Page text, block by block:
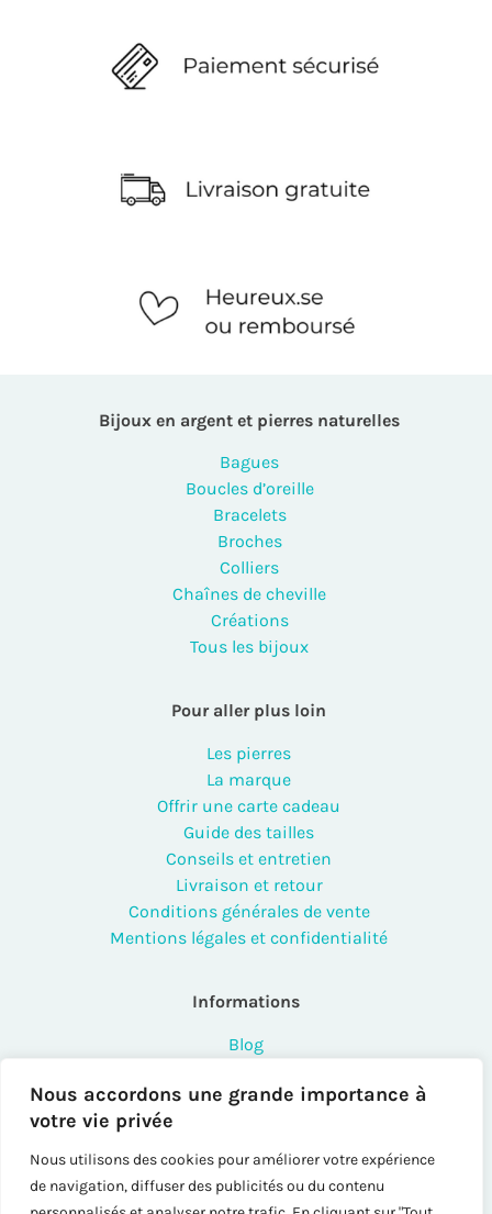
Nous accordons une grande importance à
votre vie privée
Nous utilisons des cookies pour améliorer votre expérience
de navigation, diffuser des publicités ou du contenu
Bijoux en argent et pierres naturelles
Bagues
Boucles d’oreille
Bracelets
Broches
Colliers
Chaînes de cheville
Créations
Tous les bijoux
Pour aller plus loin
Les pierres
La marque
Offrir une carte cadeau
Guide des tailles
Conseils et entretien
Livraison et retour
Conditions générales de vente
Mentions légales et confidentialité
Informations
Blog
Contact
Créateurs et professionnels
Instashop
Sitemap